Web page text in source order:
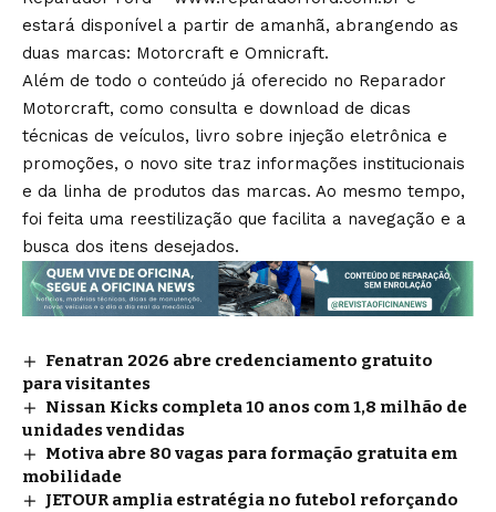
estará disponível a partir de amanhã, abrangendo as
duas marcas: Motorcraft e Omnicraft.
Além de todo o conteúdo já oferecido no Reparador
Motorcraft, como consulta e download de dicas
técnicas de veículos, livro sobre injeção eletrônica e
promoções, o novo site traz informações institucionais
e da linha de produtos das marcas. Ao mesmo tempo,
foi feita uma reestilização que facilita a navegação e a
busca dos itens desejados.
Fenatran 2026 abre credenciamento gratuito
para visitantes
Nissan Kicks completa 10 anos com 1,8 milhão de
unidades vendidas
Motiva abre 80 vagas para formação gratuita em
mobilidade
JETOUR amplia estratégia no futebol reforçando